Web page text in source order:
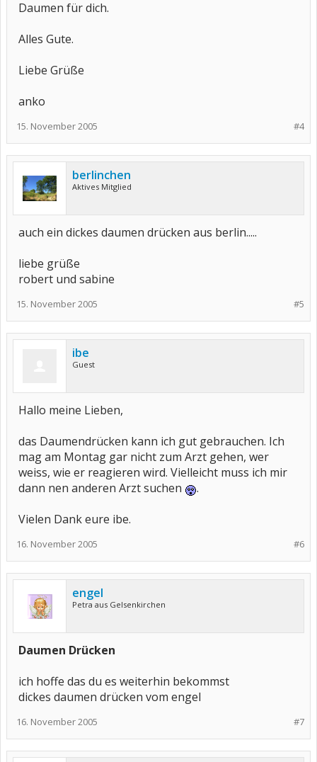
Daumen für dich.
Alles Gute.
Liebe Grüße
anko
#4
15. November 2005
berlinchen
Aktives Mitglied
auch ein dickes daumen drücken aus berlin.....
liebe grüße
robert und sabine
#5
15. November 2005
ibe
Guest
Hallo meine Lieben,
das Daumendrücken kann ich gut gebrauchen. Ich
mag am Montag gar nicht zum Arzt gehen, wer
weiss, wie er reagieren wird. Vielleicht muss ich mir
dann nen anderen Arzt suchen
.
Vielen Dank eure ibe.
#6
16. November 2005
engel
Petra aus Gelsenkirchen
Daumen Drücken
ich hoffe das du es weiterhin bekommst
dickes daumen drücken vom engel
#7
16. November 2005